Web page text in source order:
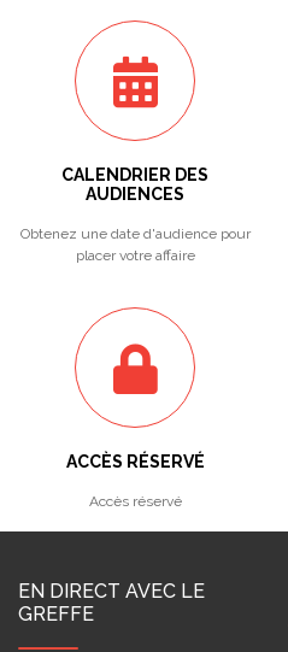
CALENDRIER DES
AUDIENCES
Obtenez une date d'audience pour
placer votre affaire
ACCÈS RÉSERVÉ
Accès réservé
EN DIRECT AVEC LE
GREFFE